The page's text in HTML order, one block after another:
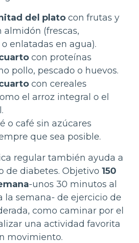
del platocon frutas y
almidón (frescas,
enlatadas en agua).
con proteínas
pollo, pescado o huevos.
con cereales
el arroz integral o el
o café sin azúcares
que sea posible.
regular también ayuda a
de diabetes. Objetivo 150
-unos 30 minutos al
la semana- de ejercicio de
como caminar por el
una actividad favorita
movimiento.